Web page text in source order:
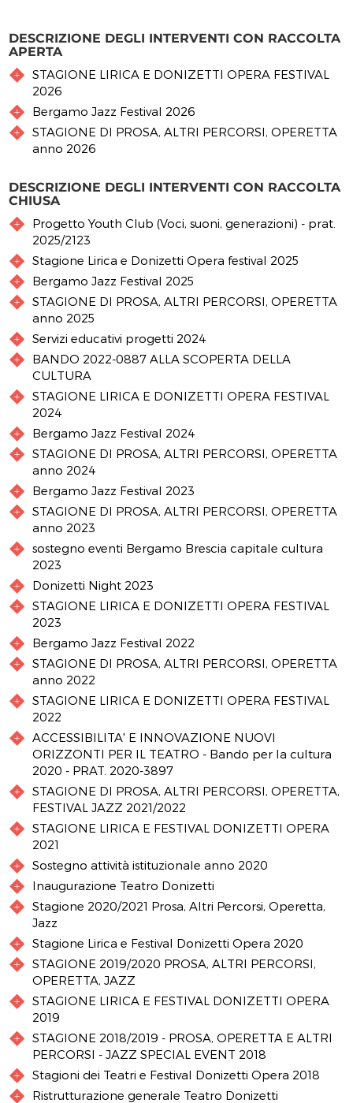
DESCRIZIONE DEGLI INTERVENTI CON RACCOLTA
APERTA
STAGIONE LIRICA E DONIZETTI OPERA FESTIVAL
2026
Bergamo Jazz Festival 2026
STAGIONE DI PROSA, ALTRI PERCORSI, OPERETTA
anno 2026
DESCRIZIONE DEGLI INTERVENTI CON RACCOLTA
CHIUSA
Progetto Youth Club (Voci, suoni, generazioni) - prat.
2025/2123
Stagione Lirica e Donizetti Opera festival 2025
Bergamo Jazz Festival 2025
STAGIONE DI PROSA, ALTRI PERCORSI, OPERETTA
anno 2025
Servizi educativi progetti 2024
BANDO 2022-0887 ALLA SCOPERTA DELLA
CULTURA
STAGIONE LIRICA E DONIZETTI OPERA FESTIVAL
2024
Bergamo Jazz Festival 2024
STAGIONE DI PROSA, ALTRI PERCORSI, OPERETTA
anno 2024
Bergamo Jazz Festival 2023
STAGIONE DI PROSA, ALTRI PERCORSI, OPERETTA
anno 2023
sostegno eventi Bergamo Brescia capitale cultura
2023
Donizetti Night 2023
STAGIONE LIRICA E DONIZETTI OPERA FESTIVAL
2023
Bergamo Jazz Festival 2022
STAGIONE DI PROSA, ALTRI PERCORSI, OPERETTA
anno 2022
STAGIONE LIRICA E DONIZETTI OPERA FESTIVAL
2022
ACCESSIBILITA' E INNOVAZIONE NUOVI
ORIZZONTI PER IL TEATRO - Bando per la cultura
2020 - PRAT. 2020-3897
STAGIONE DI PROSA, ALTRI PERCORSI, OPERETTA,
FESTIVAL JAZZ 2021/2022
STAGIONE LIRICA E FESTIVAL DONIZETTI OPERA
2021
Sostegno attività istituzionale anno 2020
Inaugurazione Teatro Donizetti
Stagione 2020/2021 Prosa, Altri Percorsi, Operetta,
Jazz
Stagione Lirica e Festival Donizetti Opera 2020
STAGIONE 2019/2020 PROSA, ALTRI PERCORSI,
OPERETTA, JAZZ
STAGIONE LIRICA E FESTIVAL DONIZETTI OPERA
2019
STAGIONE 2018/2019 - PROSA, OPERETTA E ALTRI
PERCORSI - JAZZ SPECIAL EVENT 2018
Stagioni dei Teatri e Festival Donizetti Opera 2018
Ristrutturazione generale Teatro Donizetti